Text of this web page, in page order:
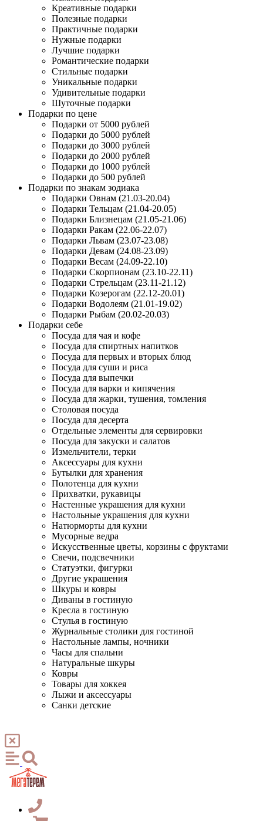
Креативные подарки
Полезные подарки
Практичные подарки
Нужные подарки
Лучшие подарки
Романтические подарки
Стильные подарки
Уникальные подарки
Удивительные подарки
Шуточные подарки
Подарки по цене
Подарки от 5000 рублей
Подарки до 5000 рублей
Подарки до 3000 рублей
Подарки до 2000 рублей
Подарки до 1000 рублей
Подарки до 500 рублей
Подарки по знакам зодиака
Подарки Овнам (21.03-20.04)
Подарки Тельцам (21.04-20.05)
Подарки Близнецам (21.05-21.06)
Подарки Ракам (22.06-22.07)
Подарки Львам (23.07-23.08)
Подарки Девам (24.08-23.09)
Подарки Весам (24.09-22.10)
Подарки Скорпионам (23.10-22.11)
Подарки Стрельцам (23.11-21.12)
Подарки Козерогам (22.12-20.01)
Подарки Водолеям (21.01-19.02)
Подарки Рыбам (20.02-20.03)
Подарки себе
Посуда для чая и кофе
Посуда для спиртных напитков
Посуда для первых и вторых блюд
Посуда для суши и риса
Посуда для выпечки
Посуда для варки и кипячения
Посуда для жарки, тушения, томления
Столовая посуда
Посуда для десерта
Отдельные элементы для сервировки
Посуда для закуски и салатов
Измельчители, терки
Аксессуары для кухни
Бутылки для хранения
Полотенца для кухни
Прихватки, рукавицы
Настенные украшения для кухни
Настольные украшения для кухни
Натюрморты для кухни
Мусорные ведра
Искусственные цветы, корзины с фруктами
Свечи, подсвечники
Статуэтки, фигурки
Другие украшения
Шкуры и ковры
Диваны в гостиную
Кресла в гостиную
Стулья в гостиную
Журнальные столики для гостиной
Настольные лампы, ночники
Часы для спальни
Натуральные шкуры
Ковры
Товары для хоккея
Лыжи и аксессуары
Санки детские